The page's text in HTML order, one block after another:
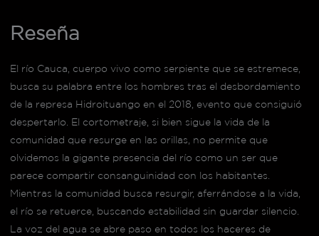
Reseña
El río Cauca, cuerpo vivo como serpiente que se estremece,
busca su palabra entre los hombres tras el desbordamiento
de la represa Hidroituango en el 2018, evento que consiguió
despertarlo. El cortometraje, si bien sigue la vida de la
comunidad que resurge en las orillas, no permite que
olvidemos la gigante presencia del río como un ser que
parece compartir consanguinidad con los habitantes.
Mientras la comunidad busca resurgir, aferrándose a la vida,
el río se retuerce, buscando estabilidad sin guardar silencio.
La voz del agua se abre paso en todos los haceres de